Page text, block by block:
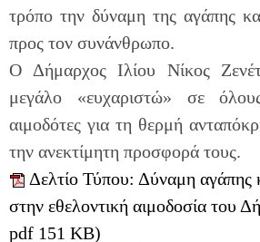
τρόπο την δύναμη της αγάπης
προς τον συνάνθρωπο.
Ο Δήμαρχος Ιλίου Νίκος
μεγάλο «ευχαριστώ» σε
αιμοδότες για τη θερμή
την ανεκτίμητη προσφορά τους.
Δελτίο Τύπου: Δύναμη αγάπης
στην εθελοντική αιμοδοσία του
pdf 151 KB)